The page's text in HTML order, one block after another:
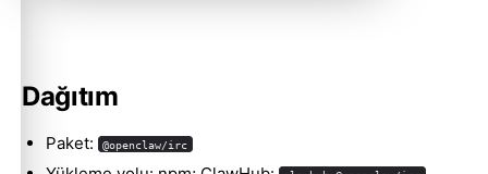
Dağıtım
Paket: @openclaw/irc